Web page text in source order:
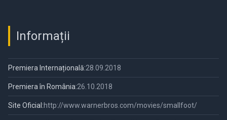
Informații
Premiera Internațională:28.09.2018
Premiera în România:26.10.2018
Site Oficial:http://www.warnerbros.com/movies/smallfoot/